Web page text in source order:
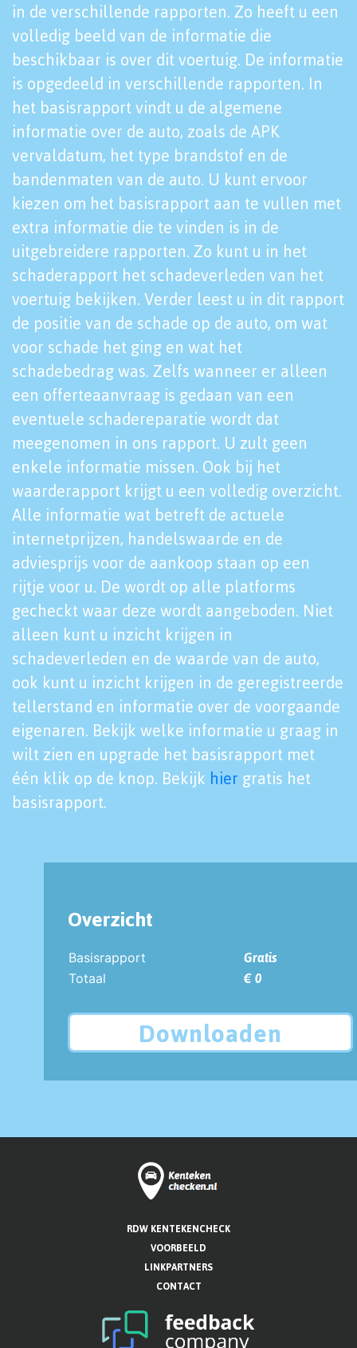
in de verschillende rapporten. Zo heeft u een
volledig beeld van de informatie die
beschikbaar is over dit voertuig. De informatie
is opgedeeld in verschillende rapporten. In
het basisrapport vindt u de algemene
informatie over de auto, zoals de APK
vervaldatum, het type brandstof en de
bandenmaten van de auto. U kunt ervoor
kiezen om het basisrapport aan te vullen met
extra informatie die te vinden is in de
uitgebreidere rapporten. Zo kunt u in het
schaderapport het schadeverleden van het
voertuig bekijken. Verder leest u in dit rapport
de positie van de schade op de auto, om wat
voor schade het ging en wat het
schadebedrag was. Zelfs wanneer er alleen
een offerteaanvraag is gedaan van een
eventuele schadereparatie wordt dat
meegenomen in ons rapport. U zult geen
enkele informatie missen. Ook bij het
waarderapport krijgt u een volledig overzicht.
Alle informatie wat betreft de actuele
internetprijzen, handelswaarde en de
adviesprijs voor de aankoop staan op een
rijtje voor u. De wordt op alle platforms
gecheckt waar deze wordt aangeboden. Niet
alleen kunt u inzicht krijgen in
schadeverleden en de waarde van de auto,
ook kunt u inzicht krijgen in de geregistreerde
tellerstand en informatie over de voorgaande
eigenaren. Bekijk welke informatie u graag in
wilt zien en upgrade het basisrapport met
één klik op de knop. Bekijk hier gratis het
basisrapport.
Overzicht
Basisrapport
Gratis
Totaal
€ 0
Downloaden
RDW KENTEKENCHECK
VOORBEELD
LINKPARTNERS
CONTACT